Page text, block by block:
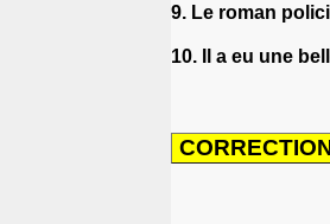
9. Le roman
10. Il a eu une